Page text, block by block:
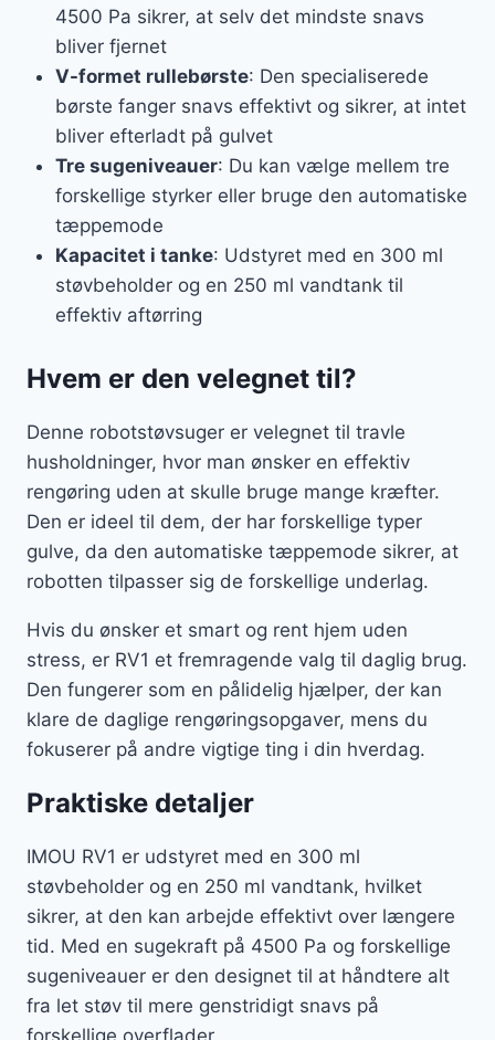
4500 Pa sikrer, at selv det mindste snavs
bliver fjernet
V-formet rullebørste: Den specialiserede
børste fanger snavs effektivt og sikrer, at intet
bliver efterladt på gulvet
Tre sugeniveauer: Du kan vælge mellem tre
forskellige styrker eller bruge den automatiske
tæppemode
Kapacitet i tanke: Udstyret med en 300 ml
støvbeholder og en 250 ml vandtank til
effektiv aftørring
Hvem er den velegnet til?
Denne robotstøvsuger er velegnet til travle
husholdninger, hvor man ønsker en effektiv
rengøring uden at skulle bruge mange kræfter.
Den er ideel til dem, der har forskellige typer
gulve, da den automatiske tæppemode sikrer, at
robotten tilpasser sig de forskellige underlag.
Hvis du ønsker et smart og rent hjem uden
stress, er RV1 et fremragende valg til daglig brug.
Den fungerer som en pålidelig hjælper, der kan
klare de daglige rengøringsopgaver, mens du
fokuserer på andre vigtige ting i din hverdag.
Praktiske detaljer
IMOU RV1 er udstyret med en 300 ml
støvbeholder og en 250 ml vandtank, hvilket
sikrer, at den kan arbejde effektivt over længere
tid. Med en sugekraft på 4500 Pa og forskellige
sugeniveauer er den designet til at håndtere alt
fra let støv til mere genstridigt snavs på
forskellige overflader.